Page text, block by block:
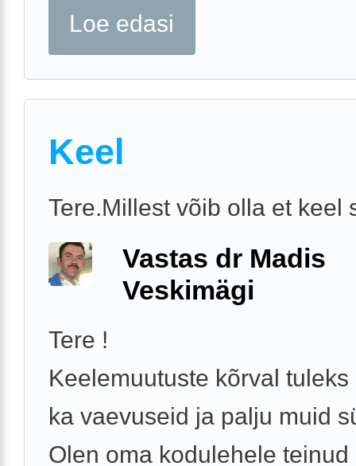
Loe edasi
Keel
Tere.Millest võib olla et keel
Vastas dr Madis
Veskimägi
Tere !
Keelemuutuste kõrval
ka vaevuseid ja palju muid
Olen oma kodulehele teinud